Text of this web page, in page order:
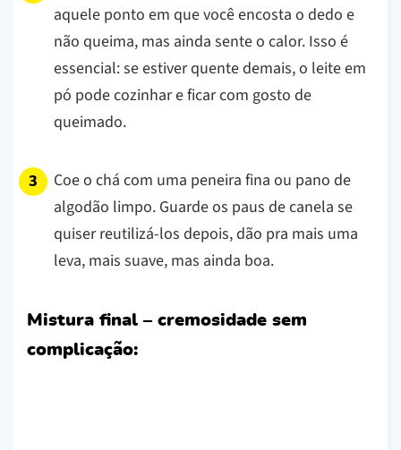
aquele ponto em que você encosta o dedo e
não queima, mas ainda sente o calor. Isso é
essencial: se estiver quente demais, o leite em
pó pode cozinhar e ficar com gosto de
queimado.
Coe o chá com uma peneira fina ou pano de
algodão limpo. Guarde os paus de canela se
quiser reutilizá-los depois, dão pra mais uma
leva, mais suave, mas ainda boa.
Mistura final – cremosidade sem
complicação: